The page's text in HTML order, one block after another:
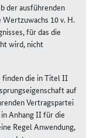
der ausführenden
10 v. H.
für das die
wird, nicht
finden die in Titel II
auf
Vertragspartei
Anhang II für die
Regel Anwendung,